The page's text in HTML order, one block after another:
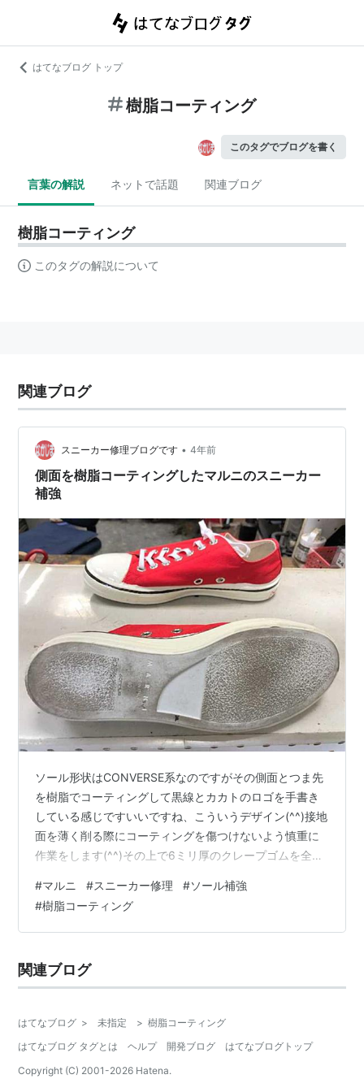
はてなブログ トップ
樹脂コーティング
このタグでブログを書く
言葉の解説 ネットで話題 関連ブログ
樹脂コーティング
このタグの解説について
関連ブログ
スニーカー修理ブログです • 4年前
側面を樹脂コーティングしたマルニのスニーカー
補強
ソール形状はCONVERSE系なのですがその側面とつま先
を樹脂でコーティングして黒線とカカトのロゴを手書き
している感じですいいですね、こういうデザイン(^^)接地
面を薄く削る際にコーティングを傷つけないよう慎重に
作業をします(^^)その上で6ミリ厚のクレープゴムを全体
ています(^^)あとはガンガン履くだけです♪ お問い合わせ
はこちらから、LINEでもメールでもOKです nakajima-
kutu.com
#マルニ #スニーカー修理 #ソール補強
#樹脂コーティング
関連ブログ
はてなブログ > 未指定 > 樹脂コーティング
はてなブログ タグとは
ヘルプ 開発ブログ
はてなブログトップ
Copyright (C) 2001-2026 Hatena.